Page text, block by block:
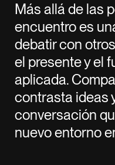
Más allá de las
encuentro es
debatir con
el presente y el
aplicada.
contrasta ideas
conversación
nuevo entorno